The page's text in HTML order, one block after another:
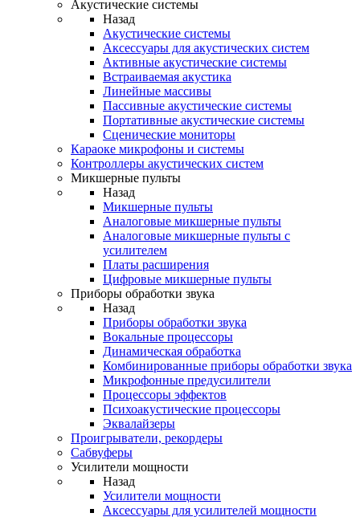
Акустические системы
Назад
Акустические системы
Аксессуары для акустических систем
Активные акустические системы
Встраиваемая акустика
Линейные массивы
Пассивные акустические системы
Портативные акустические системы
Сценические мониторы
Караоке микрофоны и системы
Контроллеры акустических систем
Микшерные пульты
Назад
Микшерные пульты
Аналоговые микшерные пульты
Аналоговые микшерные пульты с
усилителем
Платы расширения
Цифровые микшерные пульты
Приборы обработки звука
Назад
Приборы обработки звука
Вокальные процессоры
Динамическая обработка
Комбинированные приборы обработки звука
Микрофонные предусилители
Процессоры эффектов
Психоакустические процессоры
Эквалайзеры
Проигрыватели, рекордеры
Сабвуферы
Усилители мощности
Назад
Усилители мощности
Аксессуары для усилителей мощности